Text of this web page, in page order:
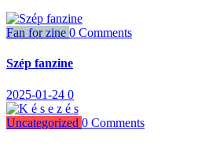
Fan for zine 0 Comments
Szép fanzine
2025-01-24 0
Uncategorized 0 Comments